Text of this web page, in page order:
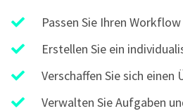
Passen Sie Ihren
Erstellen Sie ein
Verschaffen Sie sich
Verwalten Sie Aufgaben